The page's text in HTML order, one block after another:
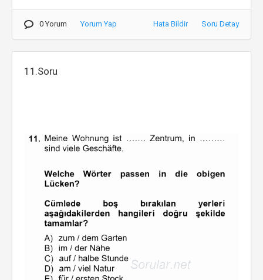
0 Yorum Yorum Yap Hata Bildir Soru Detay
11.Soru